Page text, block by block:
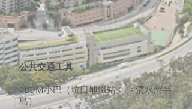
公共交通工具
109M小巴（坑口地鐵站<--->清水灣半
島）